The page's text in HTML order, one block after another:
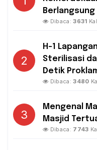
Berlangsung
Dibaca:3631
2
H-1
Sterilisasi
Detik
Dibaca:3480
3
Mengenal
Masjid
Dibaca: 7743